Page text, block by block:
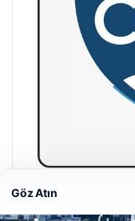
Hastaş Beton
Göz Atın